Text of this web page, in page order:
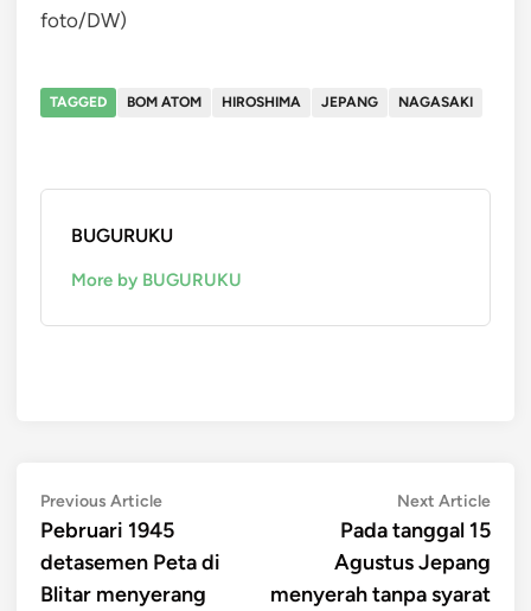
foto/DW)
TAGGED BOM ATOM HIROSHIMA JEPANG NAGASAKI
BUGURUKU
More by BUGURUKU
Post
navigation
Previous ArticlePrevious
article:
Pebruari 1945
detasemen Peta di
Blitar menyerang
Next ArticleNext
Pada tanggal 15
Agustus Jepang
menyerah tanpa syarat